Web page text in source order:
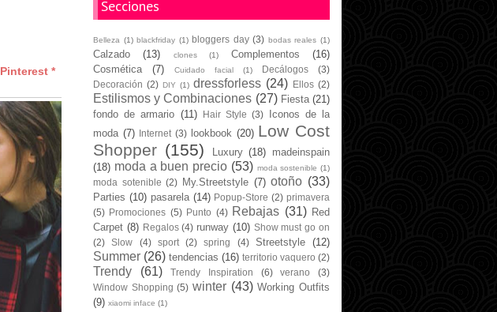
Pinterest *
Secciones
Belleza (1) blackfriday (1) bloggers day (3) bodas reales (1)
Calzado (13) clones (1) Complementos
(16)
Cosmética
(7) Cuidado facial (1) Decálogos
(3)
Decoración (2) DIY (1) dressforless (24) Ellos (2)
Estilismos y Combinaciones (27) Fiesta (21)
fondo de armario (11) Hair Style (3)
Iconos de la
moda (7) Internet (3) lookbook (20) Low Cost
Shopper (155) Luxury (18) madeinspain
(18) moda a buen precio (53) moda sostenible (1)
moda sotenible (2) My.Streetstyle (7) otoño (33)
Parties (10) pasarela (14) Popup-Store (2) primavera
(5) Promociones (5) Punto (4) Rebajas (31) Red
Carpet (8) Regalos (4) runway (10) Show must go on
(2)
Slow (4) sport (2) spring (4) Streetstyle (12)
Summer (26) tendencias (16) territorio vaquero (2)
Trendy (61) Trendy Inspiration (6) verano
(3)
Window Shopping (5) winter (43) Working Outfits
(9) xiaomi inface (1)